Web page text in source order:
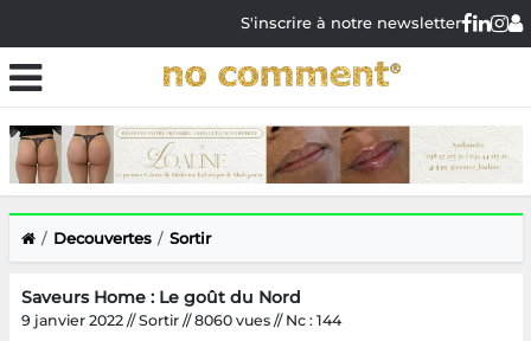
S'inscrire à notre newsletter
Decouvertes Sortir
Saveurs Home : Le goût du Nord
9 janvier 2022 // Sortir // 8060 vues // Nc : 144